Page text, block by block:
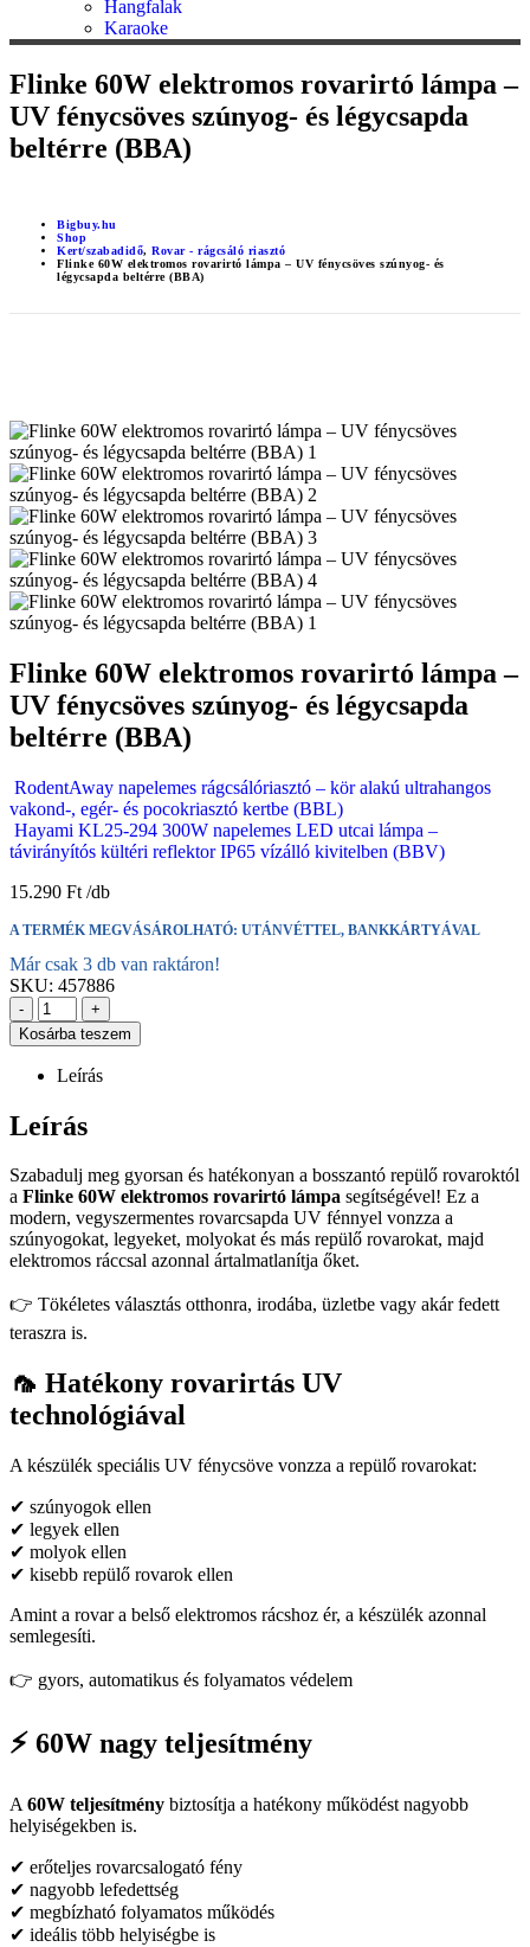
Hangfalak
Karaoke
Flinke 60W elektromos rovarirtó lámpa –
UV fénycsöves szúnyog- és légycsapda
beltérre (BBA)
Bigbuy.hu
Shop
Kert/szabadidő, Rovar - rágcsáló riasztó
Flinke 60W elektromos rovarirtó lámpa – UV fénycsöves szúnyog- és
légycsapda beltérre (BBA)
Flinke 60W elektromos rovarirtó lámpa –
UV fénycsöves szúnyog- és légycsapda
beltérre (BBA)
RodentAway napelemes rágcsálóriasztó – kör alakú ultrahangos
vakond-, egér- és pocokriasztó kertbe (BBL)
Hayami KL25-294 300W napelemes LED utcai lámpa –
távirányítós kültéri reflektor IP65 vízálló kivitelben (BBV)
15.290 Ft
A TERMÉK MEGVÁSÁROLHATÓ: UTÁNVÉTTEL, BANKKÁRTYÁVAL
Már csak 3 db van raktáron!
SKU: 457886
-
+
Kosárba teszem
Leírás
Leírás
Szabadulj meg gyorsan és hatékonyan a bosszantó repülő rovaroktól
a Flinke 60W elektromos rovarirtó lámpa segítségével! Ez a
modern, vegyszermentes rovarcsapda UV fénnyel vonzza a
szúnyogokat, legyeket, molyokat és más repülő rovarokat, majd
elektromos ráccsal azonnal ártalmatlanítja őket.
👉 Tökéletes választás otthonra, irodába, üzletbe vagy akár fedett
teraszra is.
🦟 Hatékony rovarirtás UV
technológiával
A készülék speciális UV fénycsöve vonzza a repülő rovarokat:
✔ szúnyogok ellen
✔ legyek ellen
✔ molyok ellen
✔ kisebb repülő rovarok ellen
Amint a rovar a belső elektromos rácshoz ér, a készülék azonnal
semlegesíti.
👉 gyors, automatikus és folyamatos védelem
⚡ 60W nagy teljesítmény
A 60W teljesítmény biztosítja a hatékony működést nagyobb
helyiségekben is.
✔ erőteljes rovarcsalogató fény
✔ nagyobb lefedettség
✔ megbízható folyamatos működés
✔ ideális több helyiségbe is